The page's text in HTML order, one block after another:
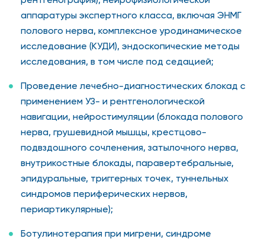
аппаратуры экспертного класса, включая ЭНМГ
полового нерва, комплексное уродинамическое
исследование (КУДИ), эндоскопические методы
исследования, в том числе под седацией;
Проведение лечебно-диагностических блокад с
применением УЗ- и рентгенологической
навигации, нейростимуляции (блокада полового
нерва, грушевидной мышцы, крестцово-
подвздошного сочленения, затылочного нерва,
внутрикостные блокады, паравертебральные,
эпидуральные, триггерных точек, туннельных
синдромов периферических нервов,
периартикулярные);
Ботулинотерапия при мигрени, синдроме